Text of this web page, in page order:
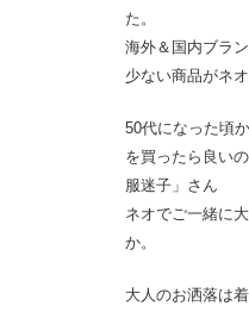
た。
海外＆国内ブラ
少ない商品がネ
50代になった頃
を買ったら良い
服迷子」さん
ネオでご一緒に
か。
大人のお洒落は